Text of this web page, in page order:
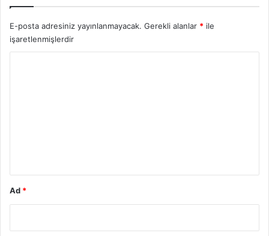
E-posta adresiniz yayınlanmayacak. Gerekli alanlar * ile
işaretlenmişlerdir
Ad *